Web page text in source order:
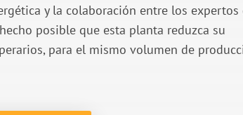
y la colaboración entre los expertos
posible que esta planta reduzca su
para el mismo volumen de